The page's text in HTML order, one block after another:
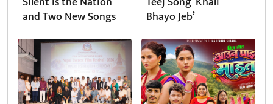
and Two New Songs
Bhayo Jeb’